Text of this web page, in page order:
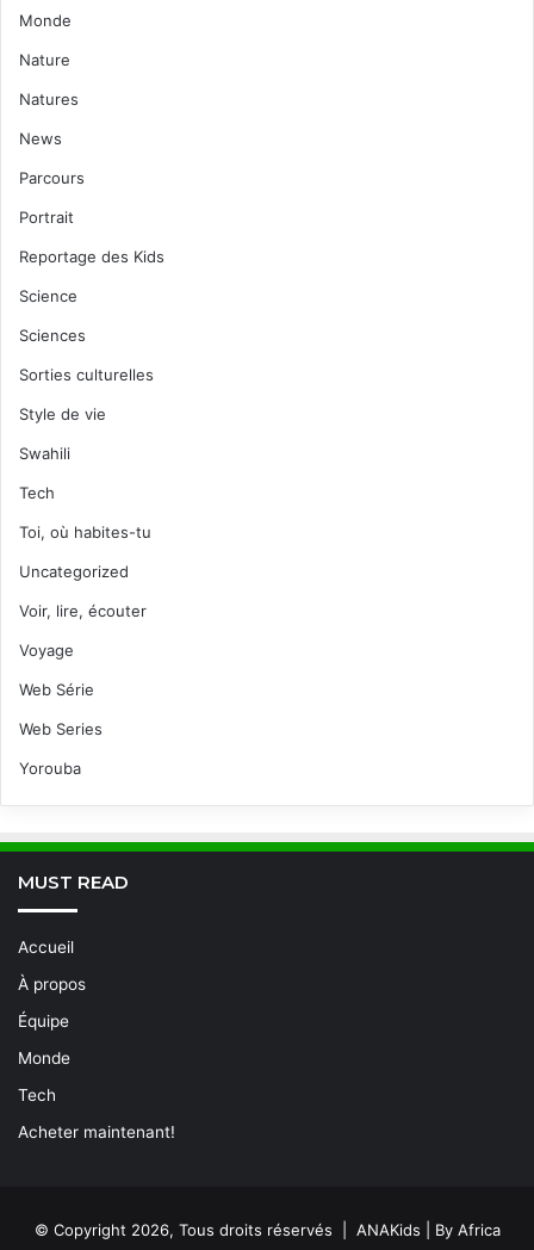
Monde
Nature
Natures
News
Parcours
Portrait
Reportage des Kids
Science
Sciences
Sorties culturelles
Style de vie
Swahili
Tech
Toi, où habites-tu
Uncategorized
Voir, lire, écouter
Voyage
Web Série
Web Series
Yorouba
MUST READ
Accueil
À propos
Équipe
Monde
Tech
Acheter maintenant!
© Copyright 2026, Tous droits réservés | ANAKids | By Africa